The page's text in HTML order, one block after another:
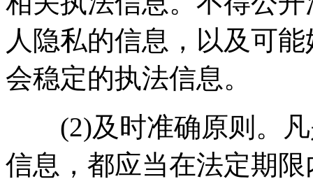
人隐私的信息，以及可
会稳定的执法信息。
(2)及时准确原则。凡
信息，都应当在法定期